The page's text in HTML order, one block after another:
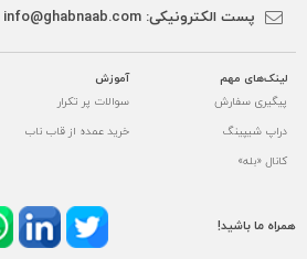
پست الکترونیکی: info@ghabnaab.com
لینک‌های مهم
پیگیری سفارش
دراپ شیپینگ
کانال «بله»
آموزش
سوالات پر تکرار
خرید عمده از قاب ناب
همراه ما باشید!